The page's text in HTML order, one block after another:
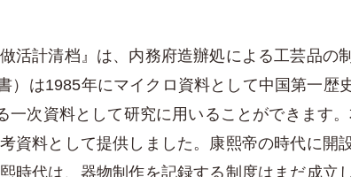
活計清档』は、内務府造辦処による工芸品の
は1985年にマイクロ資料として中国第一歴
次資料として研究に用いることができます
資料として提供しました。康熙帝の時代に開
時代は、器物制作を記録する制度はまだ成立